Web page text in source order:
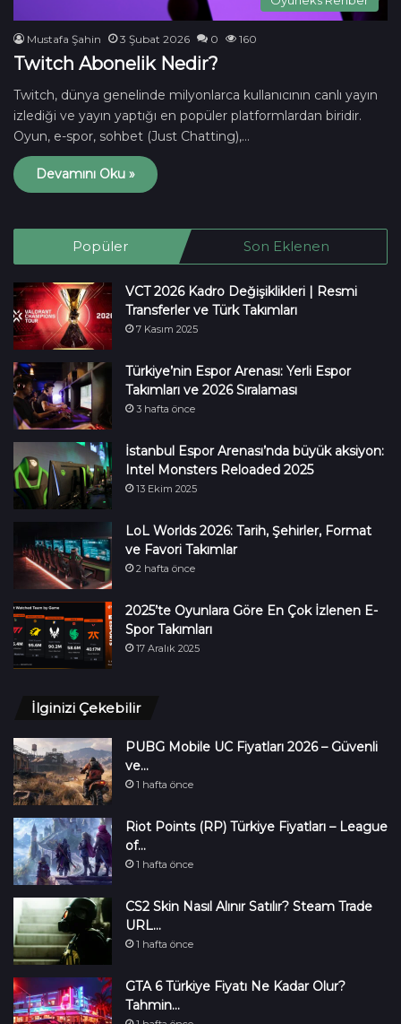
Mustafa Şahin 3 Şubat 2026 0 160
Twitch Abonelik Nedir?
Twitch, dünya genelinde milyonlarca kullanıcının canlı yayın
izlediği ve yayın yaptığı en popüler platformlardan biridir.
Oyun, e-spor, sohbet (Just Chatting),…
Devamını Oku »
Popüler Son Eklenen
VCT 2026 Kadro Değişiklikleri | Resmi
Transferler ve Türk Takımları
7 Kasım 2025
Türkiye’nin Espor Arenası: Yerli Espor
Takımları ve 2026 Sıralaması
3 hafta önce
İstanbul Espor Arenası’nda büyük aksiyon:
Intel Monsters Reloaded 2025
13 Ekim 2025
LoL Worlds 2026: Tarih, Şehirler, Format
ve Favori Takımlar
2 hafta önce
2025’te Oyunlara Göre En Çok İzlenen E-
Spor Takımları
17 Aralık 2025
İlginizi Çekebilir
PUBG Mobile UC Fiyatları 2026 – Güvenli
ve…
1 hafta önce
Riot Points (RP) Türkiye Fiyatları – League
of…
1 hafta önce
CS2 Skin Nasıl Alınır Satılır? Steam Trade
URL…
1 hafta önce
GTA 6 Türkiye Fiyatı Ne Kadar Olur?
Tahmin…